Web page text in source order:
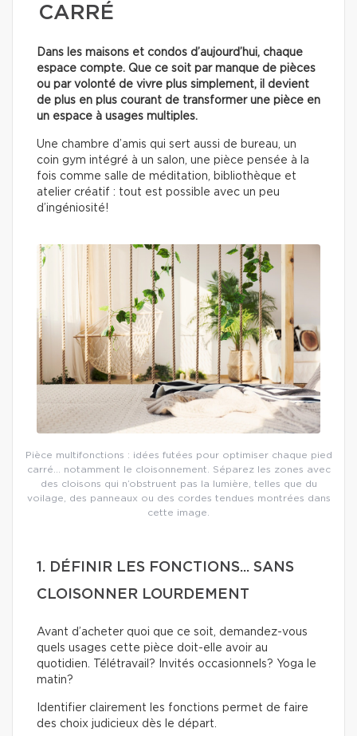
CARRÉ
Dans les maisons et condos d’aujourd’hui, chaque
espace compte. Que ce soit par manque de pièces
ou par volonté de vivre plus simplement, il devient
de plus en plus courant de transformer une pièce en
un espace à usages multiples.
Une chambre d’amis qui sert aussi de bureau, un
coin gym intégré à un salon, une pièce pensée à la
fois comme salle de méditation, bibliothèque et
atelier créatif : tout est possible avec un peu
d’ingéniosité!
Pièce multifonctions : idées futées pour optimiser chaque pied
carré… notamment le cloisonnement. Séparez les zones avec
des cloisons qui n’obstruent pas la lumière, telles que du
voilage, des panneaux ou des cordes tendues montrées dans
cette image.
1. DÉFINIR LES FONCTIONS... SANS
CLOISONNER LOURDEMENT
Avant d’acheter quoi que ce soit, demandez-vous
quels usages cette pièce doit-elle avoir au
quotidien. Télétravail? Invités occasionnels? Yoga le
matin?
Identifier clairement les fonctions permet de faire
des choix judicieux dès le départ.